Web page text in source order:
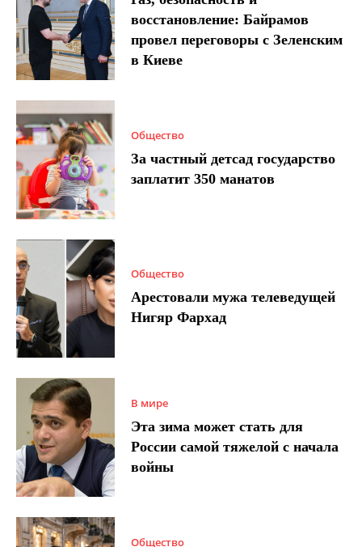
восстановление: Байрамов
провел переговоры с Зеленским
в Киеве
Общество
За частный детсад государство
заплатит 350 манатов
Общество
Арестовали мужа телеведущей
Нигяр Фархад
В мире
Эта зима может стать для
России самой тяжелой с начала
войны
Общество